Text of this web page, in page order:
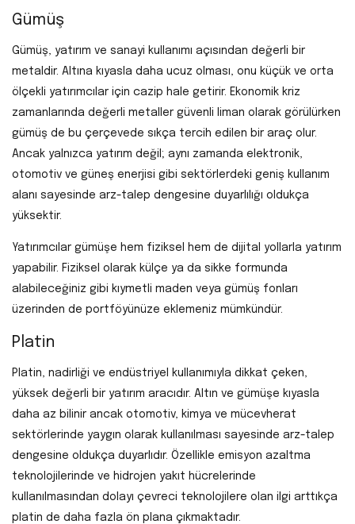
Gümüş
Gümüş, yatırım ve sanayi kullanımı açısından değerli bir
metaldir. Altına kıyasla daha ucuz olması, onu küçük ve orta
ölçekli yatırımcılar için cazip hale getirir. Ekonomik kriz
zamanlarında değerli metaller güvenli liman olarak görülürken
gümüş de bu çerçevede sıkça tercih edilen bir araç olur.
Ancak yalnızca yatırım değil; aynı zamanda elektronik,
otomotiv ve güneş enerjisi gibi sektörlerdeki geniş kullanım
alanı sayesinde arz-talep dengesine duyarlılığı oldukça
yüksektir.
Yatırımcılar gümüşe hem fiziksel hem de dijital yollarla yatırım
yapabilir. Fiziksel olarak külçe ya da sikke formunda
alabileceğiniz gibi kıymetli maden veya gümüş fonları
üzerinden de portföyünüze eklemeniz mümkündür.
Platin
Platin, nadirliği ve endüstriyel kullanımıyla dikkat çeken,
yüksek değerli bir yatırım aracıdır. Altın ve gümüşe kıyasla
daha az bilinir ancak otomotiv, kimya ve mücevherat
sektörlerinde yaygın olarak kullanılması sayesinde arz-talep
dengesine oldukça duyarlıdır. Özellikle emisyon azaltma
teknolojilerinde ve hidrojen yakıt hücrelerinde
kullanılmasından dolayı çevreci teknolojilere olan ilgi arttıkça
platin de daha fazla ön plana çıkmaktadır.